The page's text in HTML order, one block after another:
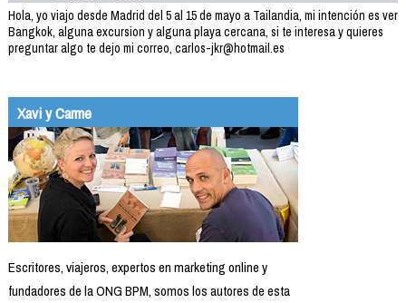
Hola, yo viajo desde Madrid del 5 al 15 de mayo a Tailandia, mi intención es ver
Bangkok, alguna excursion y alguna playa cercana, si te interesa y quieres
preguntar algo te dejo mi correo, carlos-jkr@hotmail.es
Xavi y Carme
Escritores, viajeros, expertos en marketing online y
fundadores de la ONG BPM, somos los autores de esta